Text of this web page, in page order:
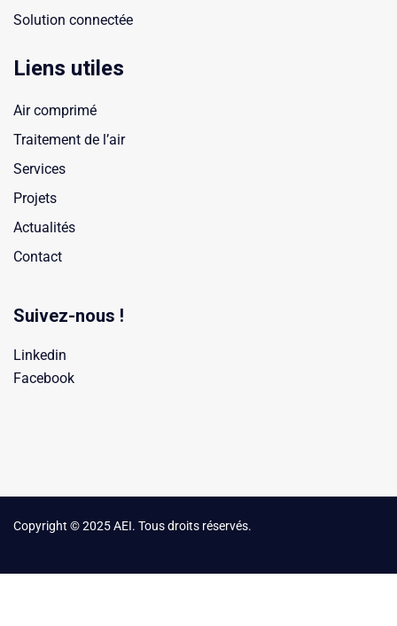
Solution connectée
Liens utiles
Air comprimé
Traitement de l’air
Services
Projets
Actualités
Contact
Suivez-nous !
Linkedin
Facebook
Copyright © 2025 AEI. Tous droits réservés.